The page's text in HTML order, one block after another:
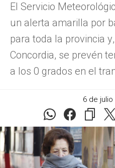
El Servicio
un alerta amarilla por
para toda la provincia
Concordia, se prevén
a los 0 grados en el
6 de